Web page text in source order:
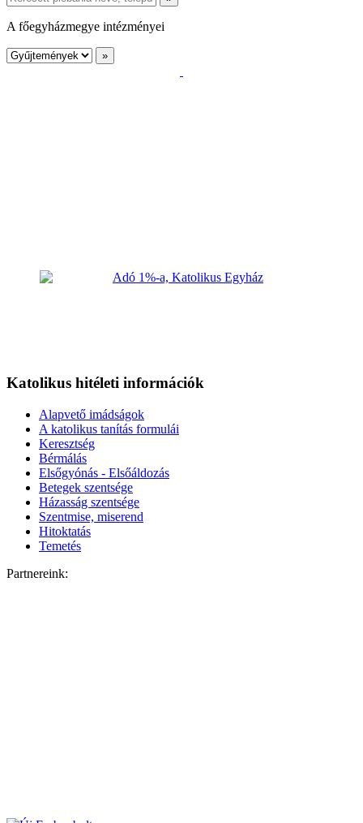
A főegyházmegye intézményei
Katolikus hitéleti információk
Alapvető imádságok
A katolikus tanítás formulái
Keresztség
Bérmálás
Elsőgyónás - Elsőáldozás
Betegek szentsége
Házasság szentsége
Szentmise, miserend
Hitoktatás
Temetés
Partnereink: